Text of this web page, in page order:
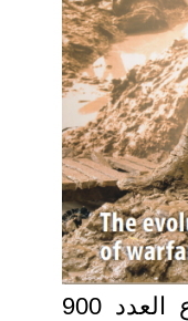
تطور الحرب هو موضوع العدد 900